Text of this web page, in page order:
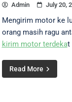
Admin July 20,
Mengirim motor ke
orang masih ragu
kirim motor terdekat
Read More